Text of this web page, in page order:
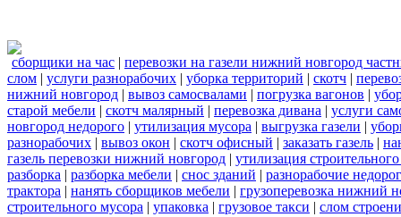
сборщики на час | перевозки на газели нижний новгород
слом | услуги разнорабочих | уборка территорий | скотч |
нижний новгород | вывоз самосвалами | погрузка вагонов |
старой мебели | скотч малярный | перевозка дивана | услуги
новгород недорого | утилизация мусора | выгрузка газели |
разнорабочих | вывоз окон | скотч офисный | заказать газель |
газель перевозки нижний новгород | утилизация
разборка | разборка мебели | снос зданий | разнорабочие
трактора | нанять сборщиков мебели | грузоперевозка нижний
строительного мусора | упаковка | грузовое такси | слом